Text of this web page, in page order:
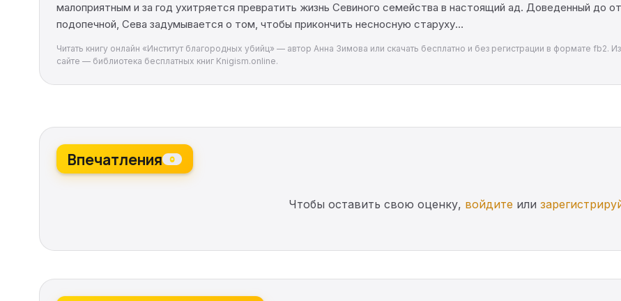
малоприятным и за год ухитряется превратить жизнь Севиного семейства в настоящий ад. Доведенный до
подопечной, Сева задумывается о том, чтобы прикончить несносную старуху…
Читать книгу онлайн «Институт благородных убийц» — автор Анна Зимова или скачать бесплатно и без регистрации в формате fb2.
сайте — библиотека бесплатных книг Knigism.online.
Впечатления 0
Чтобы оставить свою оценку, войдите или